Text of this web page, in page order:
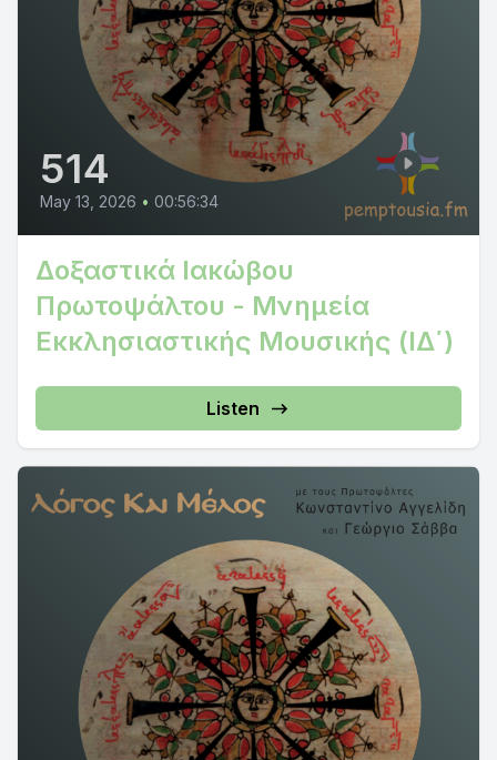
514
May 13, 2026 • 00:56:34
Δοξαστικά Ιακώβου
Πρωτοψάλτου - Μνημεία
Εκκλησιαστικής Μουσικής (ΙΔ΄)
Listen